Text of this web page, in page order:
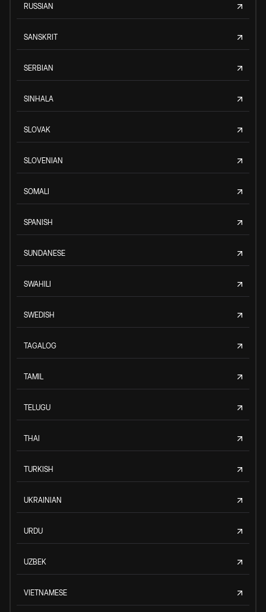
RUSSIAN
SANSKRIT
SERBIAN
SINHALA
SLOVAK
SLOVENIAN
SOMALI
SPANISH
SUNDANESE
SWAHILI
SWEDISH
TAGALOG
TAMIL
TELUGU
THAI
TURKISH
UKRAINIAN
URDU
UZBEK
VIETNAMESE